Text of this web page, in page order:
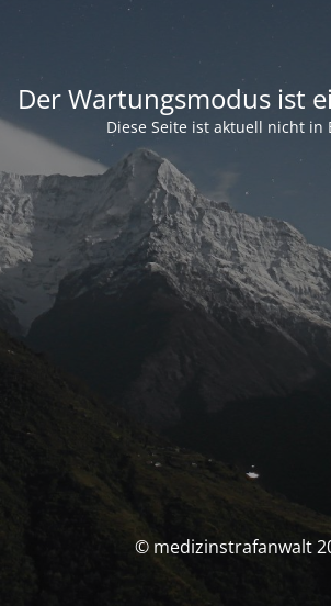
Der Wartungsmodus ist
Diese Seite ist aktuell nicht in
© medizinstrafanwalt